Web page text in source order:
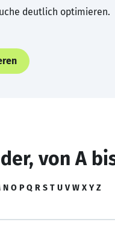
deutlich optimieren.
von A
N O P Q R S T U V W X Y Z